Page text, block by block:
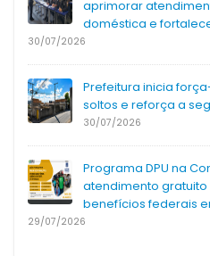
aprimorar
doméstica e
30/07/2026
Prefeitura inicia
soltos e reforça a
30/07/2026
Programa DPU na
atendimento
benefícios federais
29/07/2026